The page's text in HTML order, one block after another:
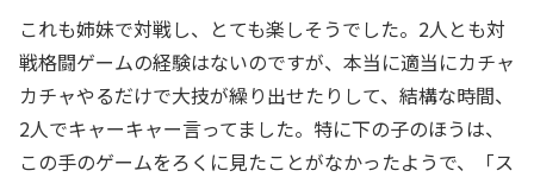
これも姉妹で対戦し、とても楽しそうでした。2人とも対
戦格闘ゲームの経験はないのですが、本当に適当にカチャ
カチャやるだけで大技が繰り出せたりして、結構な時間、
2人でキャーキャー言ってました。特に下の子のほうは、
この手のゲームをろくに見たことがなかったようで、「ス